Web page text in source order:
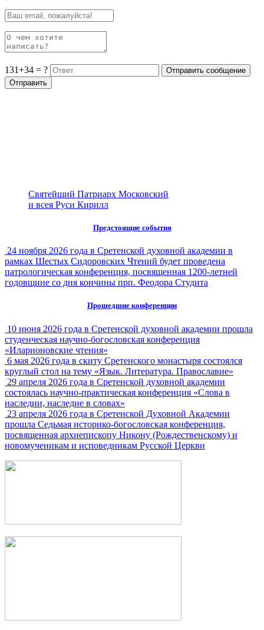
131+34 = ?
Святейший Патриарх Московский
и всея Руси Кирилл
Предстоящие события
24 ноября 2026 года в Сретенской духовной академии в
рамках Шестых Сидоровских Чтений будет проведена
патрологическая конференция, посвященная 1200-летней
годовщине со дня кончины прп. Феодора Студита
Прошедшие конференции
10 июня 2026 года в Сретенской духовной академии прошла
студенческая научно-богословская конференция
«Иларионовские чтения»
6 мая 2026 года в скиту Сретенского монастыря состоялся
круглый стол на тему «Язык. Литература. Православие»
29 апреля 2026 года в Сретенской духовной академии
состоялась научно-практическая конференция «Слова в
наследии, наследие в словах»
23 апреля 2026 года в Сретенской Духовной Академии
прошла Седьмая историко-богословская конференция,
посвященная архиепископу Никону (Рождественскому) и
новомученикам и исповедникам Русской Церкви